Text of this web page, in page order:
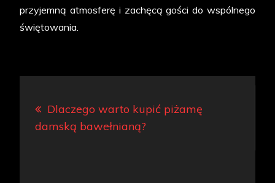
przyjemną atmosferę i zachęcą gości do wspólnego
świętowania.
wpisu
Dlaczego warto kupić piżamę
damską bawełnianą?